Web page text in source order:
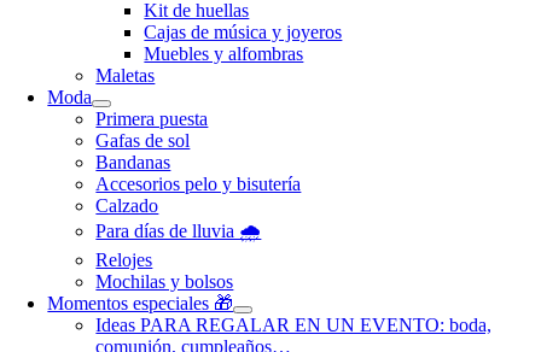
Kit de huellas
Cajas de música y joyeros
Muebles y alfombras
Maletas
Moda
Primera puesta
Gafas de sol
Bandanas
Accesorios pelo y bisutería
Calzado
Para días de lluvia 🌧️
Relojes
Mochilas y bolsos
Momentos especiales 🎁
Ideas PARA REGALAR EN UN EVENTO: boda,
comunión, cumpleaños…